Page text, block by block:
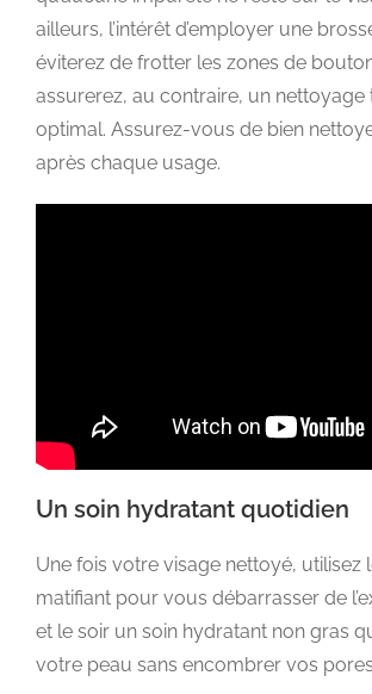
ailleurs, l’intérêt d’employer une
éviterez de frotter les zones de
assurerez, au contraire, un nettoyage
optimal. Assurez-vous de bien
après chaque usage.
Un soin hydratant quotidien
Une fois votre visage nettoyé, utilisez
matifiant pour vous débarrasser de
et le soir un soin hydratant non gras
votre peau sans encombrer vos